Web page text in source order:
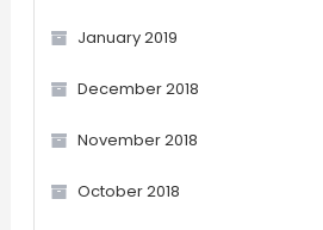
January 2019
December 2018
November 2018
October 2018